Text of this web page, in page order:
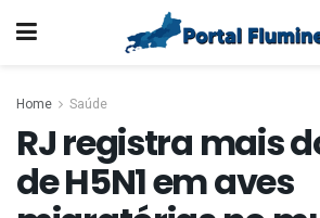
Home Saúde
RJ registra mais
de H5N1 em aves